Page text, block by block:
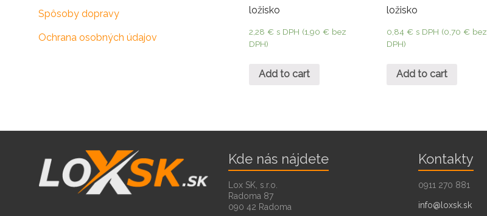
ložisko
2,28€ s DPH (1,90€ bez
DPH)
Add to cart
ložisko
0,84 € s DPH (0,70 €bez
DPH)
Add to cart
Spôsoby dopravy
Ochrana osobných údajov
Kde nás nájdete
Lox SK, s.r.o.
Radoma 87
090 42 Radoma
Kontakty
0911 270 881
info@loxsk.sk